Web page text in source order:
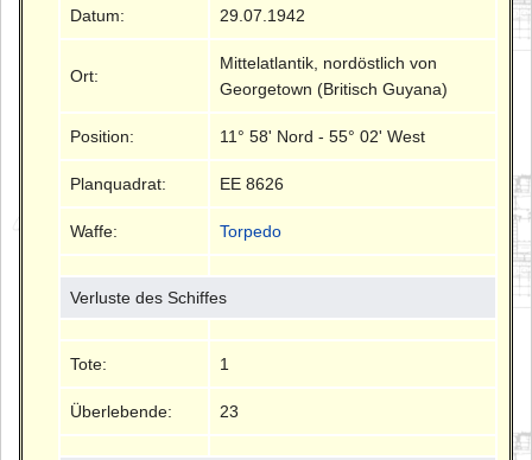
Datum: 29.07.1942
Ort:
Mittelatlantik, nordöstlich von
Georgetown (Britisch Guyana)
Position: 11° 58' Nord - 55° 02' West
Planquadrat: EE 8626
Waffe: Torpedo
Verluste des Schiffes
Tote: 1
Überlebende: 23